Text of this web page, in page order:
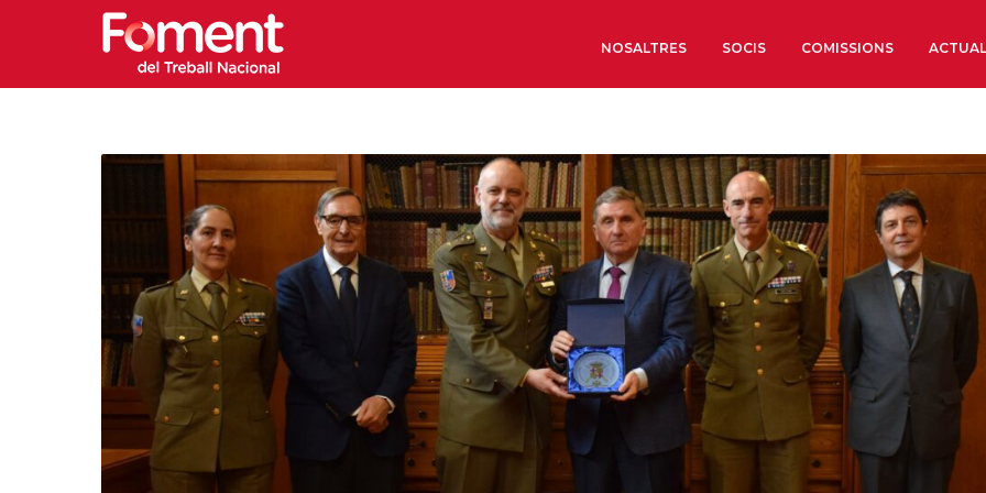
NOSALTRES
Òrgans de Govern
Òrgans Consultius
Estructura Executiva
Institut d’Estudis
Societat Barcelonesa
Econòmics i Socials
Organitzacions
Organitzacions
Coneix més
SOCIS COMISSIONS